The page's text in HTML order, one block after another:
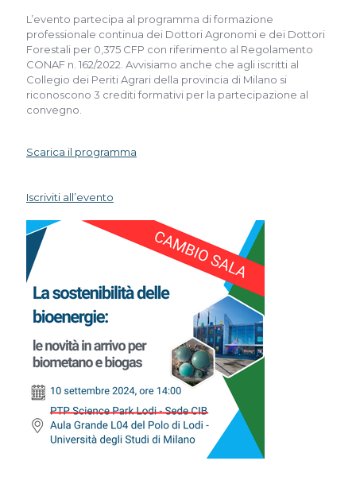
L’evento partecipa al programma di formazione
professionale continua dei Dottori Agronomi e dei Dottori
Forestali per 0,375 CFP con riferimento al Regolamento
CONAF n. 162/2022. Avvisiamo anche che agli iscritti al
Collegio dei Periti Agrari della provincia di Milano si
riconoscono 3 crediti formativi per la partecipazione al
convegno.
Scarica il programma
Iscriviti all’evento